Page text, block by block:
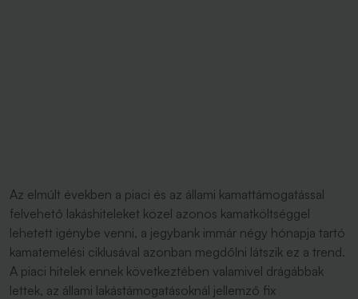
Az elmúlt években a piaci és az állami kamattámogatással
felvehető lakáshiteleket közel azonos kamatköltséggel
lehetett igénybe venni, a jegybank immár négy hónapja tartó
kamatemelési ciklusával azonban megdőlni látszik ez a trend.
A piaci hitelek ennek következtében valamivel drágábbak
lettek, az állami lakástámogatásoknál jellemző fix